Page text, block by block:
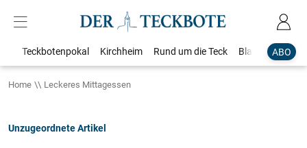
ABO
Teckbotenpokal Kirchheim Rund um die Teck Blaulicht
Home Leckeres Mittagessen
Unzugeordnete Artikel